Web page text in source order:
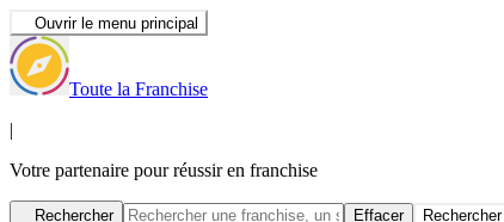
Ouvrir le menu principal
Toute la Franchise
|
Votre partenaire pour réussir en franchise
Rechercher Effacer Rechercher